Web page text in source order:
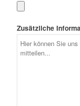
Zusätzliche